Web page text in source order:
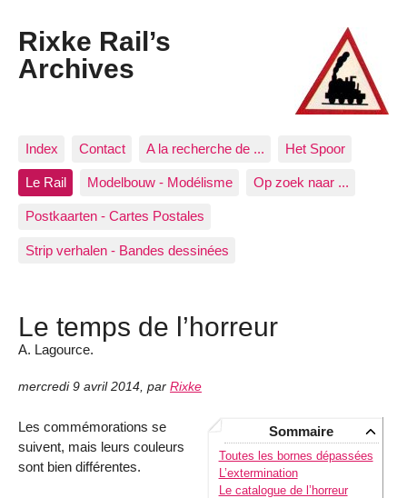
Rixke Rail’s
Archives
Index Contact A la recherche de ... Het Spoor
Le Rail Modelbouw - Modélisme Op zoek naar ...
Postkaarten - Cartes Postales
Strip verhalen - Bandes dessinées
Le temps de l’horreur
A. Lagource.
mercredi 9 avril 2014, par Rixke
Sommaire
Toutes les bornes dépassées
L’extermination
Le catalogue de l’horreur
Les commémorations se
suivent, mais leurs couleurs
sont bien différentes.